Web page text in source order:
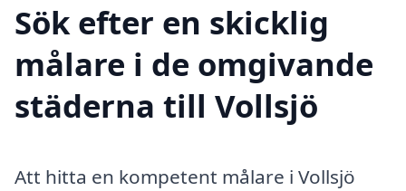
Sök efter en skicklig
målare i de omgivande
städerna till Vollsjö
Att hitta en kompetent målare i Vollsjö